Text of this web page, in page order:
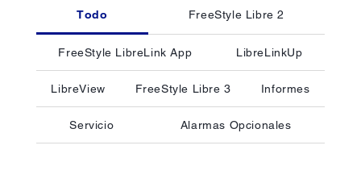
Todo FreeStyle Libre 2
FreeStyle LibreLink App LibreLinkUp
LibreView FreeStyle Libre 3 Informes
Servicio Alarmas Opcionales